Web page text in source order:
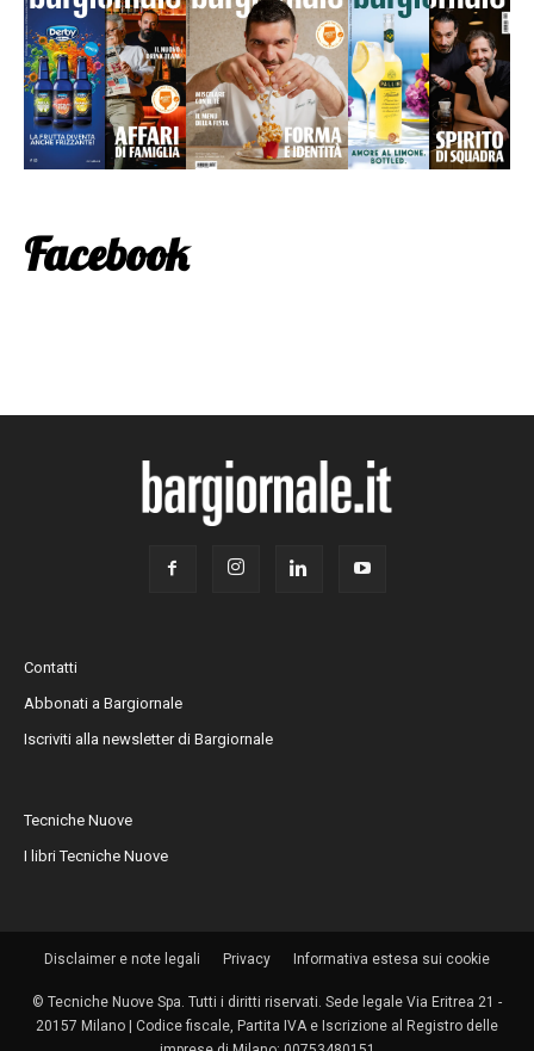
Facebook
Contatti
Abbonati a Bargiornale
Iscriviti alla newsletter di Bargiornale
Tecniche Nuove
I libri Tecniche Nuove
Disclaimer e note legali Privacy Informativa estesa sui cookie
© Tecniche Nuove Spa. Tutti i diritti riservati. Sede legale Via Eritrea 21 -
20157 Milano | Codice fiscale, Partita IVA e Iscrizione al Registro delle